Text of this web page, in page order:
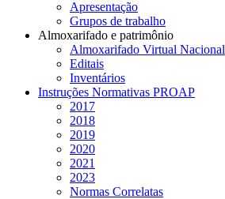
Apresentação
Grupos de trabalho
Almoxarifado e patrimônio
Almoxarifado Virtual Nacional
Editais
Inventários
Instruções Normativas PROAP
2017
2018
2019
2020
2021
2023
Normas Correlatas